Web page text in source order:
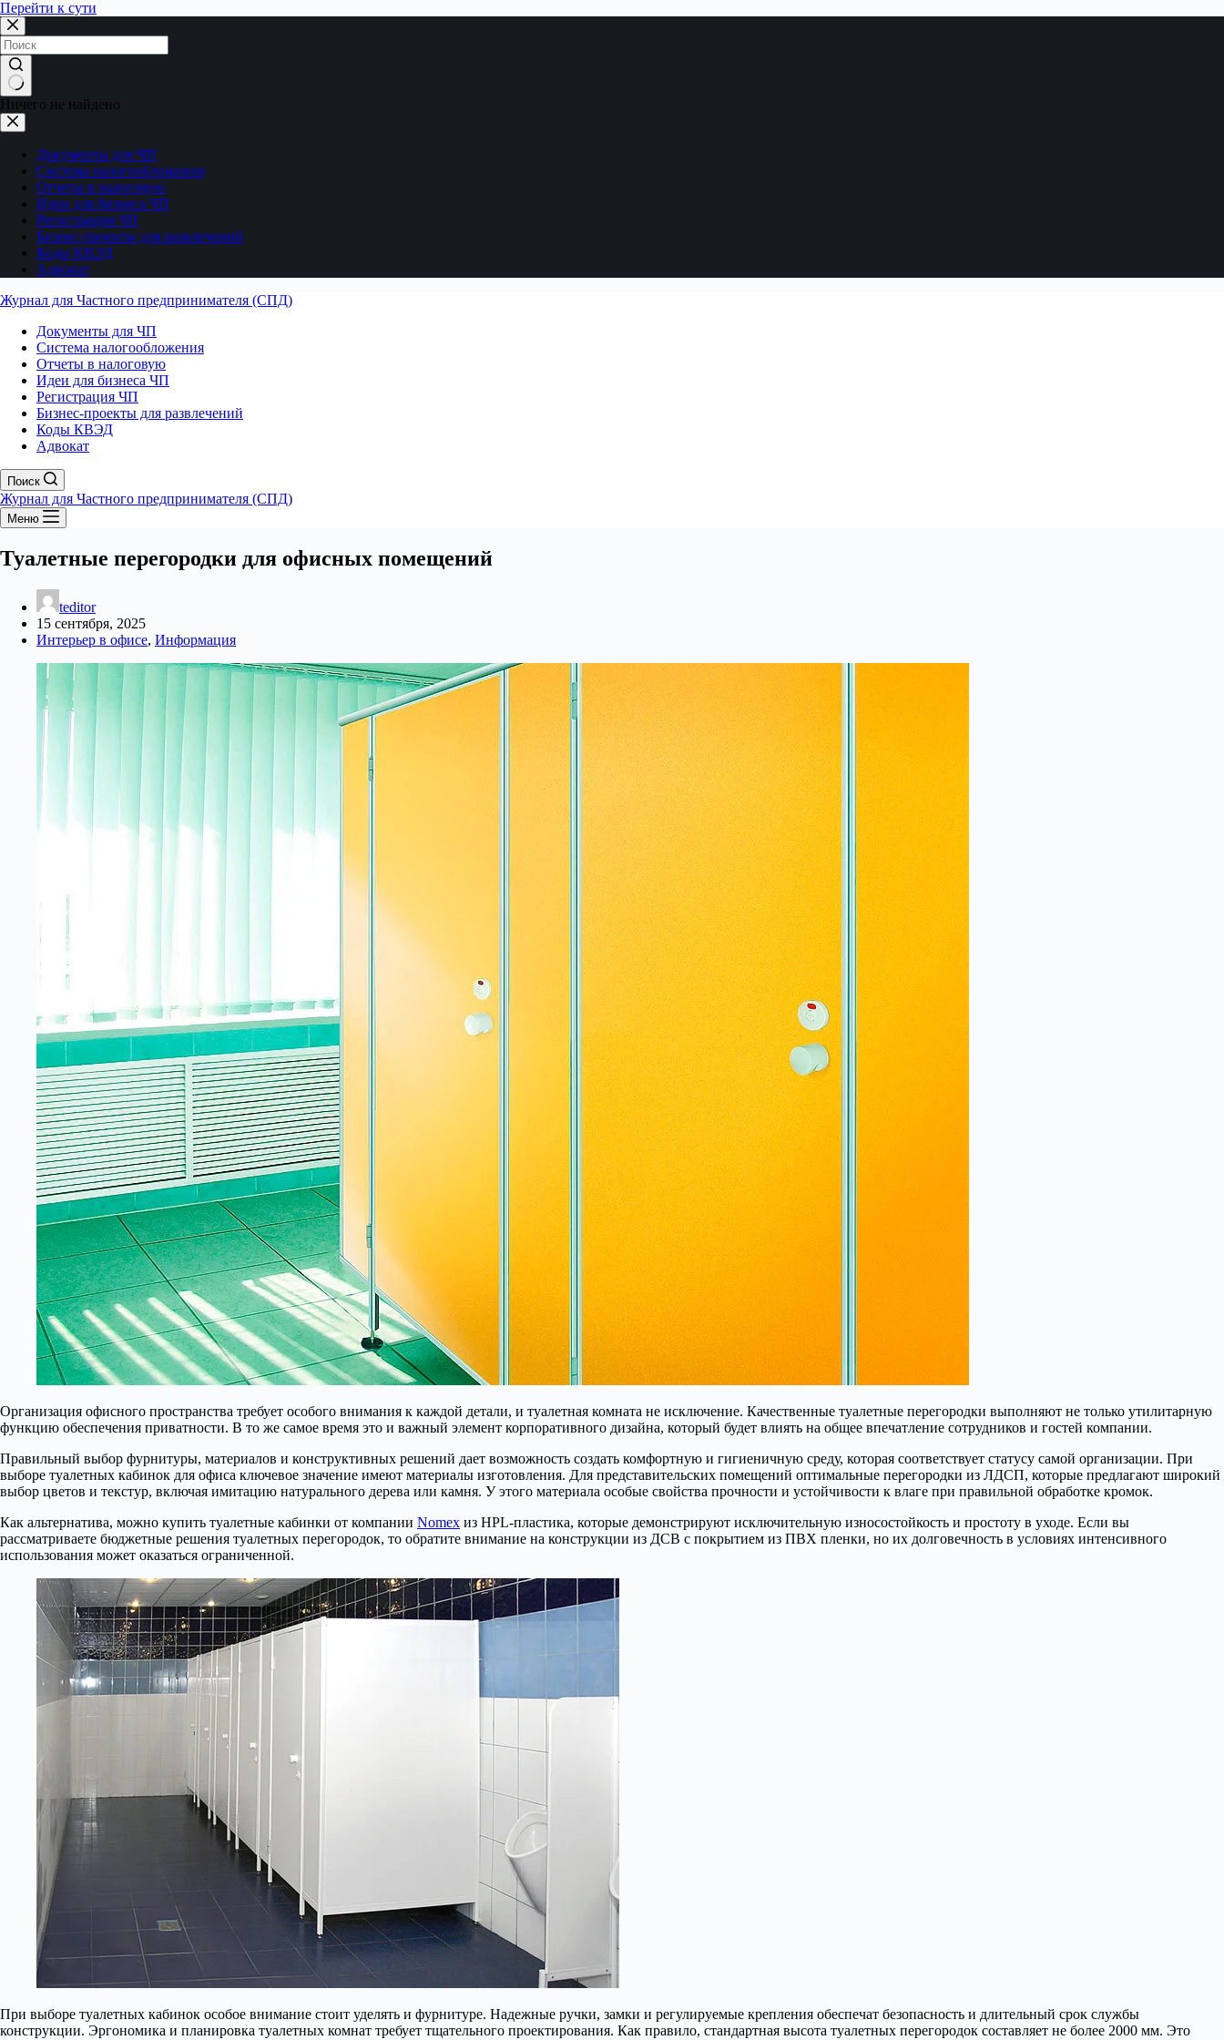
Перейти к сути
Ничего не найдено
Документы для ЧП
Система налогообложения
Отчеты в налоговую
Идеи для бизнеса ЧП
Регистрация ЧП
Бизнес-проекты для развлечений
Коды КВЭД
Адвокат
Журнал для Частного предпринимателя (СПД)
Документы для ЧП
Система налогообложения
Отчеты в налоговую
Идеи для бизнеса ЧП
Регистрация ЧП
Бизнес-проекты для развлечений
Коды КВЭД
Адвокат
Поиск
Журнал для Частного предпринимателя (СПД)
Меню
Туалетные перегородки для офисных помещений
teditor
15 сентября, 2025
Интерьер в офисе, Информация
Организация офисного пространства требует особого внимания к каждой детали, и туалетная комната не исключение. Качественные туалетные перегородки выполняют не только утилитарную
функцию обеспечения приватности. В то же самое время это и важный элемент корпоративного дизайна, который будет влиять на общее впечатление сотрудников и гостей компании.
Правильный выбор фурнитуры, материалов и конструктивных решений дает возможность создать комфортную и гигиеничную среду, которая соответствует статусу самой организации. При
выборе туалетных кабинок для офиса ключевое значение имеют материалы изготовления. Для представительских помещений оптимальные перегородки из ЛДСП, которые предлагают широкий
выбор цветов и текстур, включая имитацию натурального дерева или камня. У этого материала особые свойства прочности и устойчивости к влаге при правильной обработке кромок.
Как альтернатива, можно купить туалетные кабинки от компании Nomex из HPL-пластика, которые демонстрируют исключительную износостойкость и простоту в уходе. Если вы
рассматриваете бюджетные решения туалетных перегородок, то обратите внимание на конструкции из ДСВ с покрытием из ПВХ пленки, но их долговечность в условиях интенсивного
использования может оказаться ограниченной.
При выборе туалетных кабинок особое внимание стоит уделять и фурнитуре. Надежные ручки, замки и регулируемые крепления обеспечат безопасность и длительный срок службы
конструкции. Эргономика и планировка туалетных комнат требует тщательного проектирования. Как правило, стандартная высота туалетных перегородок составляет не более 2000 мм. Это